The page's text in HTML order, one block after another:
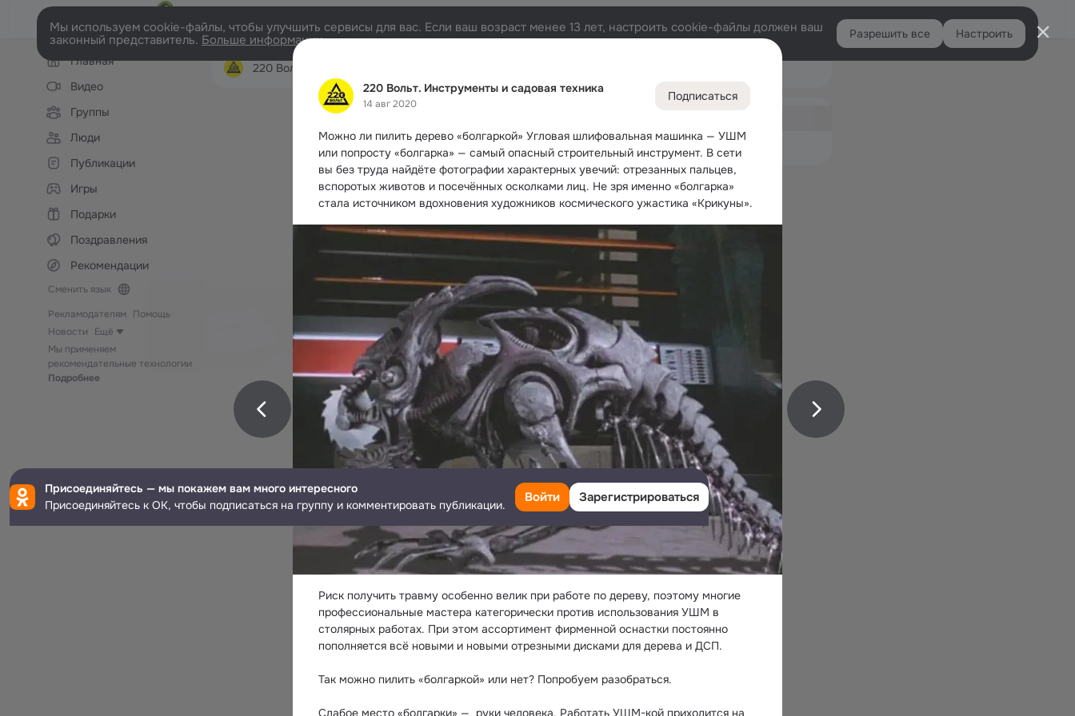
220 Вольт. Инструменты и садовая техника
14 авг 2020
Подписаться
Можно ли пилить дерево «болгаркой» Угловая шлифовальная машинка — УШМ
или попросту «болгарка» — самый опасный строительный инструмент. В сети
вы без труда найдёте фотографии характерных увечий: отрезанных пальцев,
вспоротых животов и посечённых осколками лиц. Не зря именно «болгарка»
стала источником вдохновения художников космического ужастика «Крикуны».
Риск получить травму особенно велик при работе по дереву, поэтому многие
профессиональные мастера категорически против использования УШМ в
столярных работах. При этом ассортимент фирменной оснастки постоянно
пополняется всё новыми и новыми отрезными дисками для дерева и ДСП.
Так можно пилить «болгаркой» или нет? Попробуем разобраться.
Слабое место «болгарки» —  руки человека. Работать УШМ-кой приходится на
Войти
Мы используем cookie-файлы, чтобы улучшить сервисы для вас. Если ваш возраст менее 13 лет, настроить cookie-файлы должен ваш
законный представитель. Больше информации Разрешить все Настроить
Левая
колонкаГлавная
Видео
Группы
Люди
Публикации
Игры
Подарки
Поздравления
Рекомендации
Сменить язык
Рекламодателям Помощь
Новости
Ещё
Мы применяем
рекомендательные технологии
Подробнее
220 Вольт. Инструменты и садовая техника
Дополнительная
Обсуждаемые
Присоединяйтесь — мы покажем вам много интересного
Присоединяйтесь к ОК, чтобы подписаться на группу и комментировать публикации.
Войти Зарегистрироваться